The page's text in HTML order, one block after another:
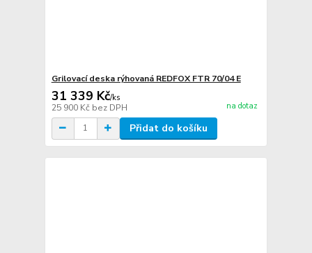
Grilovací deska rýhovaná REDFOX FTR 70/04 E
31 339 Kč/ks
25 900 Kč bez DPH na dotaz
Přidat do košíku